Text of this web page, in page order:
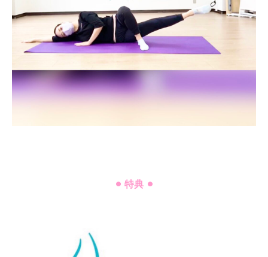
⚫︎ 特典 ⚫︎